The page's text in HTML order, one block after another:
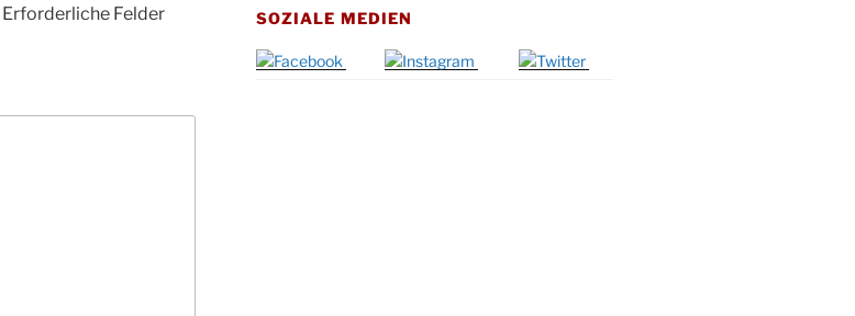
Erforderliche Felder
12.11.
17:00 Uhr
15.11.
Gedenkfeier zum Volkstrauertag am
SOZIALE MEDIEN